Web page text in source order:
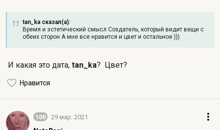
tan_ka сказал(а):
Время и эстетический смысл Создатель, который видит вещи с
обеих сторон А мне все нравится и цвет и остальное )))
И какая это дата, tan_ka? Цвет?
Нравится
100 29 мар. 2021